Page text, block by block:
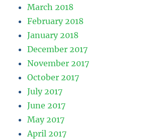
March 2018
February 2018
January 2018
December 2017
November 2017
October 2017
July 2017
June 2017
May 2017
April 2017